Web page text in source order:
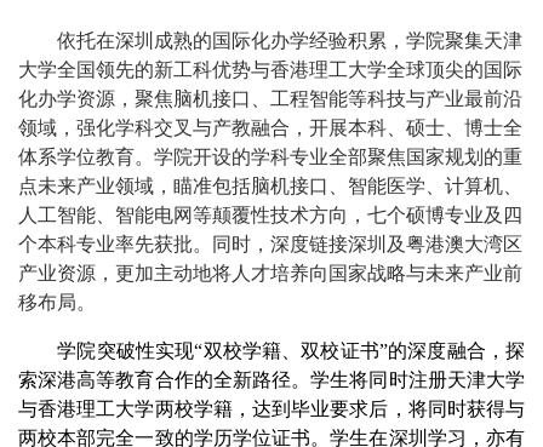
依托在深圳成熟的国际化办学经验积累，学院聚集天津
大学全国领先的新工科优势与香港理工大学全球顶尖的国际
化办学资源，聚焦脑机接口、工程智能等科技与产业最前沿
领域，强化学科交叉与产教融合，开展本科、硕士、博士全
体系学位教育。学院开设的学科专业全部聚焦国家规划的重
点未来产业领域，瞄准包括脑机接口、智能医学、计算机、
人工智能、智能电网等颠覆性技术方向，七个硕博专业及四
个本科专业率先获批。同时，深度链接深圳及粤港澳大湾区
产业资源，更加主动地将人才培养向国家战略与未来产业前
移布局。
学院突破性实现“双校学籍、双校证书”的深度融合，探
索深港高等教育合作的全新路径。学生将同时注册天津大学
与香港理工大学两校学籍，达到毕业要求后，将同时获得与
两校本部完全一致的学历学位证书。学生在深圳学习，亦有